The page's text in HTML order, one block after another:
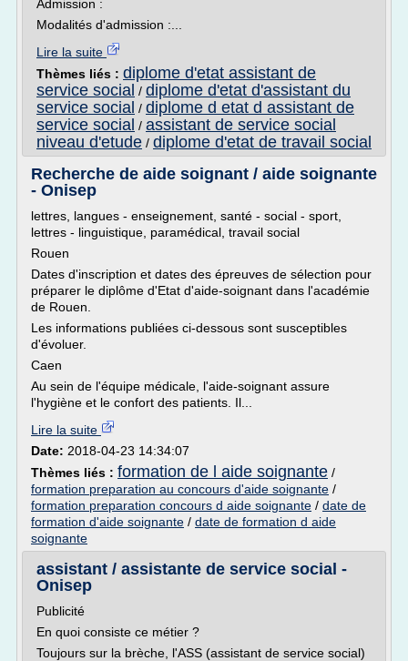
Admission :
Modalités d'admission :...
Lire la suite
Thèmes liés : diplome d'etat assistant de
service social / diplome d'etat d'assistant du
service social / diplome d etat d assistant de
service social / assistant de service social
niveau d'etude / diplome d'etat de travail social
Recherche de aide soignant / aide soignante
- Onisep
lettres, langues - enseignement, santé - social - sport,
lettres - linguistique, paramédical, travail social
Rouen
Dates d'inscription et dates des épreuves de sélection pour
préparer le diplôme d'Etat d'aide-soignant dans l'académie
de Rouen.
Les informations publiées ci-dessous sont susceptibles
d'évoluer.
Caen
Au sein de l'équipe médicale, l'aide-soignant assure
l'hygiène et le confort des patients. Il...
Lire la suite
Date: 2018-04-23 14:34:07
Thèmes liés : formation de l aide soignante /
formation preparation au concours d'aide soignante /
formation preparation concours d aide soignante / date de
formation d'aide soignante / date de formation d aide
soignante
assistant / assistante de service social -
Onisep
Publicité
En quoi consiste ce métier ?
Toujours sur la brèche, l'ASS (assistant de service social)